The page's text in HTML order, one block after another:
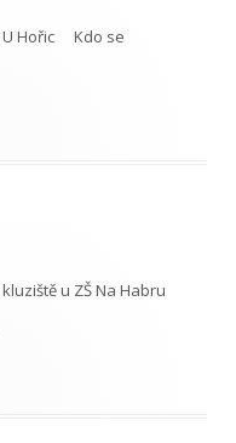
U Hořic
Kdo se
kluziště u ZŠ Na Habru